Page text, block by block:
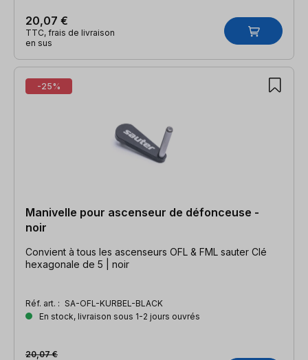
20,07 €
TTC, frais de livraison
en sus
-25%
Manivelle pour ascenseur de défonceuse -
noir
Convient à tous les ascenseurs OFL & FML sauter Clé
hexagonale de 5 | noir
Réf. art. : SA-OFL-KURBEL-BLACK
En stock, livraison sous 1-2 jours ouvrés
20,07 €